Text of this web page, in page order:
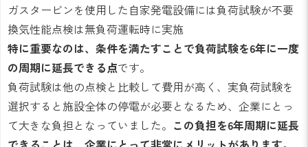
ガスタービンを使用した自家発電設備には負荷試験が不要
換気性能点検は無負荷運転時に実施
特に重要なのは、条件を満たすことで負荷試験を6年に一度
の周期に延長できる点です。
負荷試験は他の点検と比較して費用が高く、実負荷試験を
選択すると施設全体の停電が必要となるため、企業にとっ
て大きな負担となっていました。 この負担を6年周期に延長